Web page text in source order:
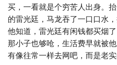
买，一看就是个穷苦人出身。
的雷光廷，马龙吞了一口口水
他知道，雷光廷有闲钱都买烟
那小子也够呛，生活费早就被
有像往常一样去网吧，而是老实